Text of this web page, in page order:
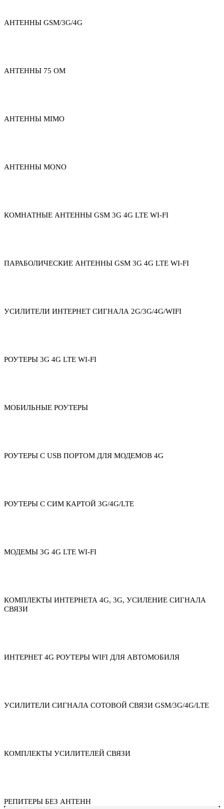
АНТЕННЫ GSM/3G/4G
АНТЕННЫ 75 ОМ
АНТЕННЫ MIMO
АНТЕННЫ MONO
КОМНАТНЫЕ АНТЕННЫ GSM 3G 4G LTE WI-FI
ПАРАБОЛИЧЕСКИЕ АНТЕННЫ GSM 3G 4G LTE WI-FI
УСИЛИТЕЛИ ИНТЕРНЕТ СИГНАЛА 2G/3G/4G/WIFI
РОУТЕРЫ 3G 4G LTE WI-FI
МОБИЛЬНЫЕ РОУТЕРЫ
РОУТЕРЫ С USB ПОРТОМ ДЛЯ МОДЕМОВ 4G
РОУТЕРЫ С СИМ КАРТОЙ 3G/4G/LTE
МОДЕМЫ 3G 4G LTE WI-FI
КОМПЛЕКТЫ ИНТЕРНЕТА 4G, 3G, УСИЛЕНИЕ СИГНАЛА
СВЯЗИ
ИНТЕРНЕТ 4G РОУТЕРЫ WIFI ДЛЯ АВТОМОБИЛЯ
УСИЛИТЕЛИ СИГНАЛА СОТОВОЙ СВЯЗИ GSM/3G/4G/LTE
КОМПЛЕКТЫ УСИЛИТЕЛЕЙ СВЯЗИ
РЕПИТЕРЫ БЕЗ АНТЕНН